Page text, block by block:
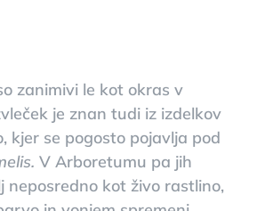
zanimivi le kot okras v
je znan tudi iz izdelkov
kjer se pogosto pojavlja pod
V Arboretumu pa jih
neposredno kot živo rastlino,